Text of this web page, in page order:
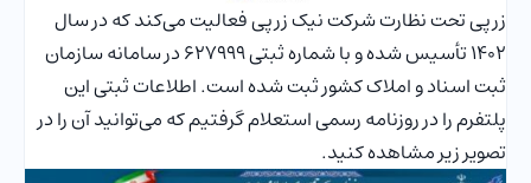
زرپی تحت نظارت شرکت نیک زرپی فعالیت می‌کند که در سال
۱۴۰۲ تأسیس شده و با شماره ثبتی ۶۲۷۹۹۹ در سامانه سازمان
ثبت اسناد و املاک کشور ثبت شده است. اطلاعات ثبتی این
پلتفرم را در روزنامه رسمی استعلام گرفتیم که می‌توانید آن را در
تصویر زیر مشاهده کنید.